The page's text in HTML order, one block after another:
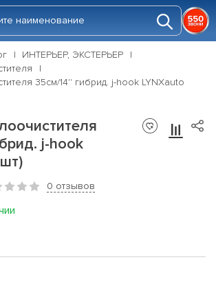
ИНТЕРЬЕР, ЭКСТЕРЬЕР
35см/14'' гибрид. j-hook LYNXauto
j-hook
0 отзывов